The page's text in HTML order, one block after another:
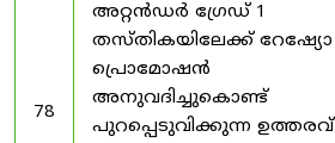
78
അറ്റൻഡർ ഗ്രേഡ് 1
തസ്തികയിലേക്ക് റേഷ്യോ
പ്രൊമോഷൻ
അനുവദിച്ചുകൊണ്ട്
പുറപ്പെടുവിക്കുന്ന ഉത്തരവ്